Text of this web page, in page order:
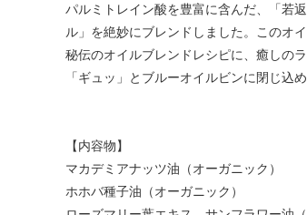
パルミトレイン酸を豊富に含んだ、「若
ル」を絶妙にブレンドしました。このオ
秘伝のオイルブレンドレシピに、癒しの
「ギュッ」とブルーオイルビンに閉じ込め
【内容物】
マカデミアナッツ油（オーガニック）
ホホバ種子油（オーガニック）